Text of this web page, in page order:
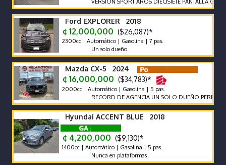
VERSION SPORT AROS DIECISIETE PANTALLA CAMARA
Ford EXPLORER 2018
¢ 12,000,000 ($26,087)*
2300cc | Automático | Gasolina | 7 pas.
Un solo dueño
Mazda CX-5 2024
¢ 16,000,000 ($34,783)*
2000cc | Automático | Gasolina | 5 pas.
RECORD DE AGENCIA UN SOLO DUEÑO PERFECTO
Hyundai ACCENT BLUE 2018
¢ 4,200,000 ($9,130)*
1400cc | Automático | Gasolina | 5 pas.
Nunca en plataformas